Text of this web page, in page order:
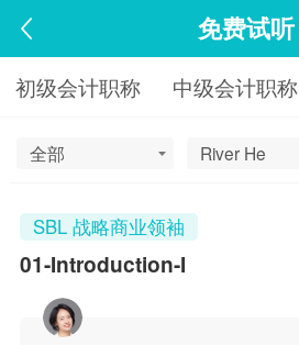
免费试听
初级会计职称 中级会计职称
全部 River He
SBL 战略商业领袖
01-Introduction-I